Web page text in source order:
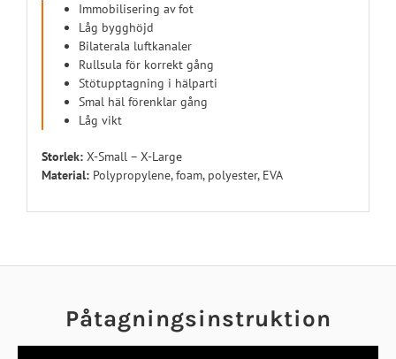
Immobilisering av fot
Låg bygghöjd
Bilaterala luftkanaler
Rullsula för korrekt gång
Stötupptagning i hälparti
Smal häl förenklar gång
Låg vikt
Storlek: X-Small – X-Large
Material:Polypropylene, foam, polyester, EVA
Påtagningsinstruktion